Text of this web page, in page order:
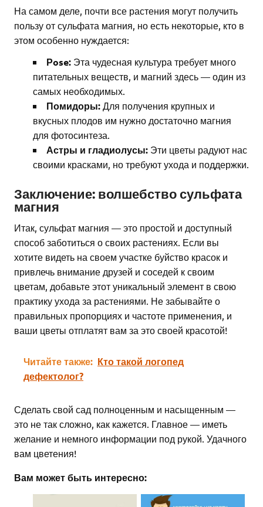
На самом деле, почти все растения могут получить
пользу от сульфата магния, но есть некоторые, кто в
этом особенно нуждается:
Рose: Эта чудесная культура требует много
питательных веществ, и магний здесь — один из
самых необходимых.
Помидоры: Для получения крупных и
вкусных плодов им нужно достаточно магния
для фотосинтеза.
Астры и гладиолусы: Эти цветы радуют нас
своими красками, но требуют ухода и поддержки.
Заключение: волшебство сульфата
магния
Итак, сульфат магния — это простой и доступный
способ заботиться о своих растениях. Если вы
хотите видеть на своем участке буйство красок и
привлечь внимание друзей и соседей к своим
цветам, добавьте этот уникальный элемент в свою
практику ухода за растениями. Не забывайте о
правильных пропорциях и частоте применения, и
ваши цветы отплатят вам за это своей красотой!
Читайте также: Кто такой логопед
дефектолог?
Сделать свой сад полноценным и насыщенным —
это не так сложно, как кажется. Главное — иметь
желание и немного информации под рукой. Удачного
вам цветения!
Вам может быть интересно: